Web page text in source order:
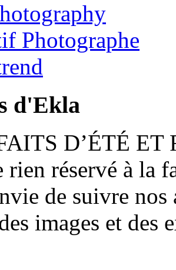
Photographe
d'Ekla
D’ÉTÉ ET
rien réservé à la
de suivre nos
images et des